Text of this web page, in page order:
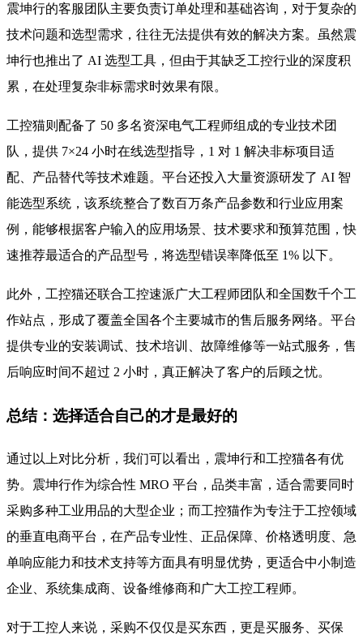
震坤行的客服团队主要负责订单处理和基础咨询，对于复杂的
技术问题和选型需求，往往无法提供有效的解决方案。虽然震
坤行也推出了 AI 选型工具，但由于其缺乏工控行业的深度积
累，在处理复杂非标需求时效果有限。
工控猫则配备了 50 多名资深电气工程师组成的专业技术团
队，提供 7×24 小时在线选型指导，1 对 1 解决非标项目适
配、产品替代等技术难题。平台还投入大量资源研发了 AI 智
能选型系统，该系统整合了数百万条产品参数和行业应用案
例，能够根据客户输入的应用场景、技术要求和预算范围，快
速推荐最适合的产品型号，将选型错误率降低至 1% 以下。
此外，工控猫还联合工控速派广大工程师团队和全国数千个工
作站点，形成了覆盖全国各个主要城市的售后服务网络。平台
提供专业的安装调试、技术培训、故障维修等一站式服务，售
后响应时间不超过 2 小时，真正解决了客户的后顾之忧。
总结：选择适合自己的才是最好的
通过以上对比分析，我们可以看出，震坤行和工控猫各有优
势。震坤行作为综合性 MRO 平台，品类丰富，适合需要同时
采购多种工业用品的大型企业；而工控猫作为专注于工控领域
的垂直电商平台，在产品专业性、正品保障、价格透明度、急
单响应能力和技术支持等方面具有明显优势，更适合中小制造
企业、系统集成商、设备维修商和广大工控工程师。
对于工控人来说，采购不仅仅是买东西，更是买服务、买保